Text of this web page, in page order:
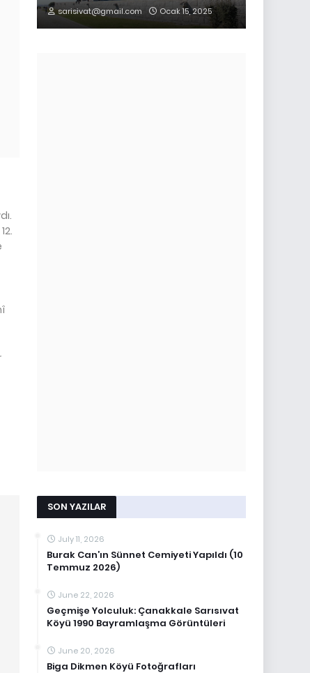
sarisivat@gmail.com Ocak 15, 2025
SON YAZILAR
July 11, 2026
Burak Can’ın Sünnet Cemiyeti Yapıldı (10
Temmuz 2026)
June 22, 2026
Geçmişe Yolculuk: Çanakkale Sarısıvat
Köyü 1990 Bayramlaşma Görüntüleri
June 20, 2026
Biga Dikmen Köyü Fotoğrafları